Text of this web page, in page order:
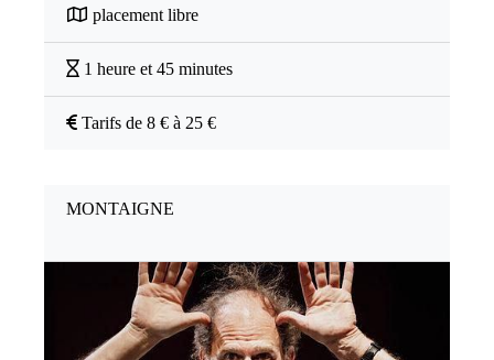
placement libre
1 heure et 45 minutes
Tarifs de 8 € à 25 €
MONTAIGNE